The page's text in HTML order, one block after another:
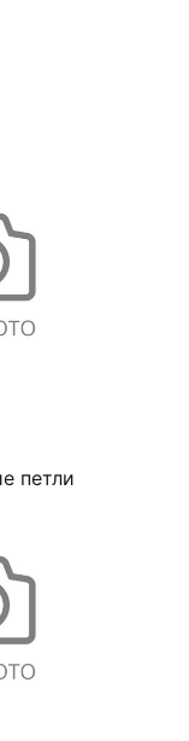
петли